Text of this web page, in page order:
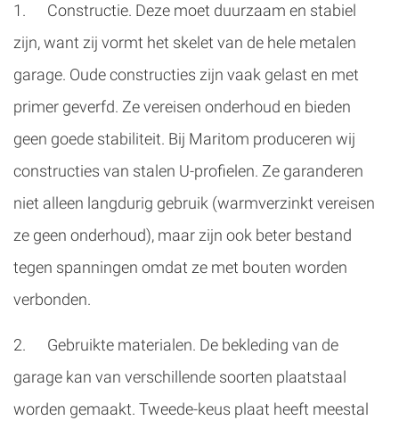
1. Constructie. Deze moet duurzaam en stabiel
zijn, want zij vormt het skelet van de hele metalen
garage. Oude constructies zijn vaak gelast en met
primer geverfd. Ze vereisen onderhoud en bieden
geen goede stabiliteit. Bij Maritom produceren wij
constructies van stalen U-profielen. Ze garanderen
niet alleen langdurig gebruik (warmverzinkt vereisen
ze geen onderhoud), maar zijn ook beter bestand
tegen spanningen omdat ze met bouten worden
verbonden.
2. Gebruikte materialen. De bekleding van de
garage kan van verschillende soorten plaatstaal
worden gemaakt. Tweede-keus plaat heeft meestal